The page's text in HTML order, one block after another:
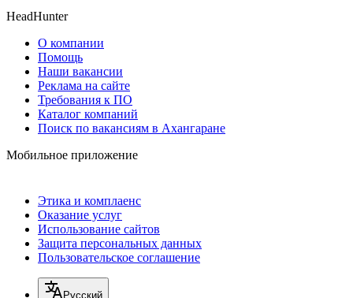
HeadHunter
О компании
Помощь
Наши вакансии
Реклама на сайте
Требования к ПО
Каталог компаний
Поиск по вакансиям в Ахангаране
Мобильное приложение
Этика и комплаенс
Оказание услуг
Использование сайтов
Защита персональных данных
Пользовательское соглашение
Русский